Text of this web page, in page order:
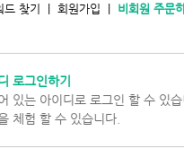
드 찾기 | 회원가입 | 비회원 주문
로그인하기
있는 아이디로 로그인 할 수 있
체험 할 수 있습니다.